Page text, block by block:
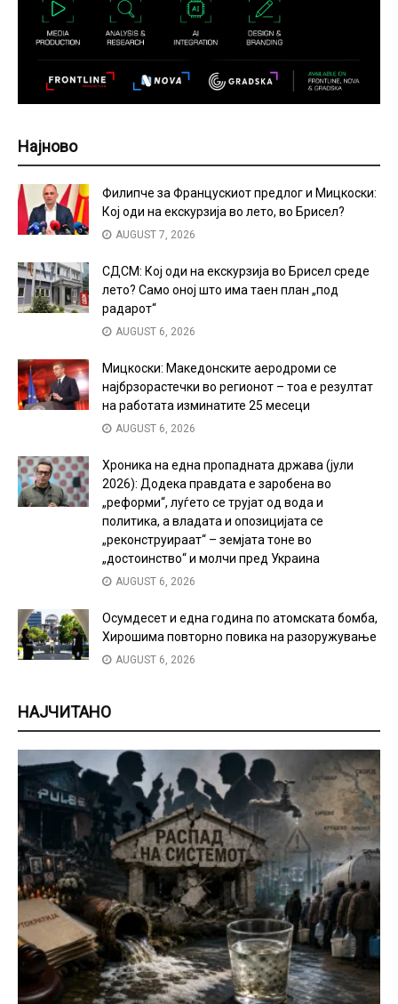
Најново
Филипче за Францускиот предлог и Мицкоски:
Кој оди на екскурзија во лето, во Брисел?
AUGUST 7, 2026
СДСМ: Кој оди на екскурзија во Брисел среде
лето? Само оној што има таен план „под
радарот“
AUGUST 6, 2026
Мицкоски: Македонските аеродроми се
најбрзорастечки во регионот – тоа е резултат
на работата изминатите 25 месеци
AUGUST 6, 2026
Хроника на една пропадната држава (јули
2026): Додека правдата е заробена во
„реформи“, луѓето се трујат од вода и
политика, а владата и опозицијата се
„реконструираат“ – земјата тоне во
„достоинство“ и молчи пред Украина
AUGUST 6, 2026
Осумдесет и една година по атомската бомба,
Хирошима повторно повика на разоружување
AUGUST 6, 2026
НАЈЧИТАНО